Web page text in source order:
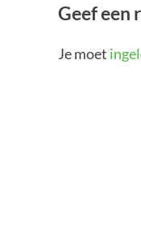
Geef een
Je moet